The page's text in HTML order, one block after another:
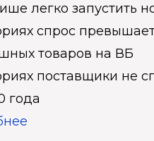
легко запустить
спрос
товаров на ВБ
поставщики не
года